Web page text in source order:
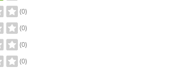
(0)
(0)
(0)
(0)